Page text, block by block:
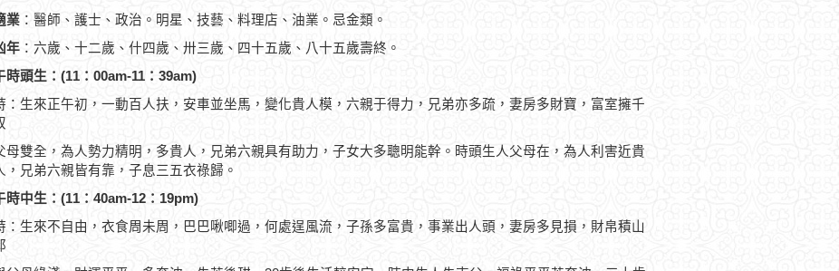
業 ：醫師、護士、政治。明星、技藝、料理店、油業。忌金類。
年 ：六歲、十二歲、什四歲、卅三歲、四十五歲、八十五歲壽終。
時頭生：(11：00am-11：39am)
：生來正午初，一動百人扶，安車並坐馬，變化貴人模，六親于得力，兄弟亦多疏，妻房多財寶，富室擁千
母雙全，為人勢力精明，多貴人，兄弟六親具有助力，子女大多聰明能幹。時頭生人父母在，為人利害近貴
，兄弟六親皆有靠，子息三五衣祿歸。
時中生：(11：40am-12：19pm)
：生來不自由，衣食周未周，巴巴啾唧過，何處逞風流，子孫多富貴，事業出人頭，妻房多見損，財帛積山